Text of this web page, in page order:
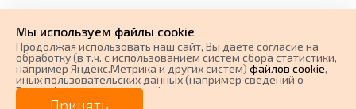
автоковрики
разработка и
поисковое продвижение сайта
Мы используем файлы cookie
Продолжая использовать наш cайт, Вы даете согласие на
обработку (в т.ч. с использованием систем сбора статистики,
например Яндекс.Метрика и других систем) файлов cookie,
иных пользовательских данных (например сведений о
Вашем ip-адресе, сведений о местоположении, типе
устройства, времени посещения страницы, сведений о
Принять